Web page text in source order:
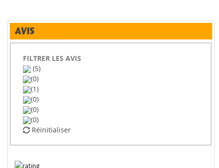
AVIS
FILTRER LES AVIS
(5)
(0)
(1)
(0)
(0)
(0)
Réinitialiser